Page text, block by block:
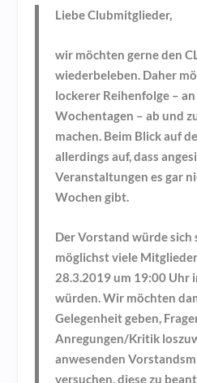
Liebe Clubmitglieder,
wir möchten gerne den
wiederbeleben. Daher
lockerer Reihenfolge –
Wochentagen – ab und
machen. Beim Blick auf
allerdings auf, dass
Veranstaltungen es gar
Wochen gibt.
Der Vorstand würde sich
möglichst viele Mitglieder
28.3.2019 um 19:00 Uhr
würden. Wir möchten
Gelegenheit geben,
Anregungen/Kritik
anwesenden
versuchen, diese zu